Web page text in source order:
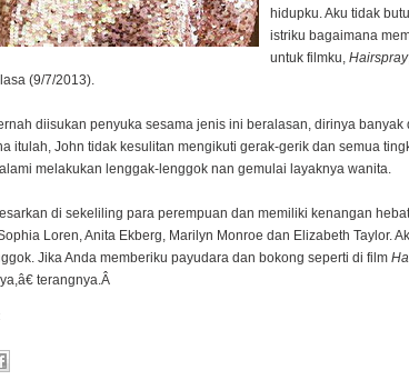
hidupku. Aku tidak
istriku bagaimana
untuk filmku, Hairspray
(9/7/2013).
diisukan penyuka sesama jenis ini beralasan, dirinya
itulah, John tidak kesulitan mengikuti gerak-gerik dan semua
melakukan lenggak-lenggok nan gemulai layaknya wanita.
di sekeliling para perempuan dan memiliki kenangan
Loren, Anita Ekberg, Marilyn Monroe dan Elizabeth Taylor.
Jika Anda memberiku payudara dan bokong seperti di film
terangnya.Â